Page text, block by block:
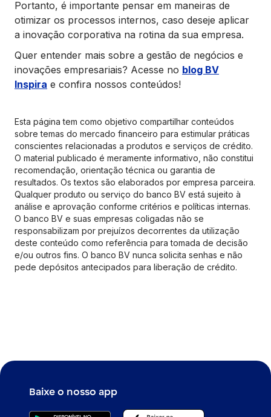
Portanto, é importante pensar em maneiras de
otimizar os processos internos, caso deseje aplicar
a inovação corporativa na rotina da sua empresa.
Quer entender mais sobre a gestão de negócios e
inovações empresariais? Acesse no blog BV
Inspira e confira nossos conteúdos!
Esta página tem como objetivo compartilhar conteúdos
sobre temas do mercado financeiro para estimular práticas
conscientes relacionadas a produtos e serviços de crédito.
O material publicado é meramente informativo, não constitui
recomendação, orientação técnica ou garantia de
resultados. Os textos são elaborados por empresa parceira.
Qualquer produto ou serviço do banco BV está sujeito à
análise e aprovação conforme critérios e políticas internas.
O banco BV e suas empresas coligadas não se
responsabilizam por prejuízos decorrentes da utilização
deste conteúdo como referência para tomada de decisão
e/ou outros fins. O banco BV nunca solicita senhas e não
pede depósitos antecipados para liberação de crédito.
Baixe o nosso app